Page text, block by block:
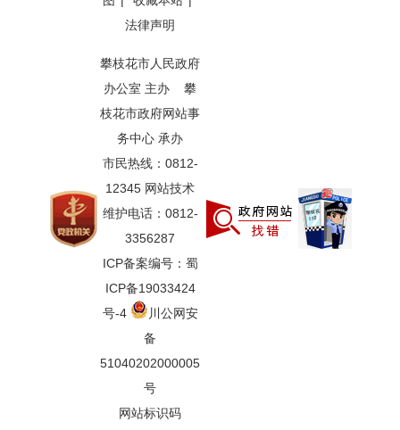
法律声明
攀枝花市人民政府
办公室 主办 攀
枝花市政府网站事
务中心 承办
市民热线：0812-
12345 网站技术
维护电话：0812-
3356287
ICP备案编号：蜀
ICP备19033424
号-4
川公网安
备
51040202000005
号
网站标识码